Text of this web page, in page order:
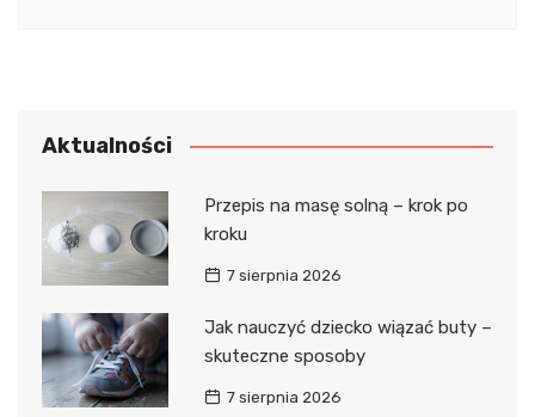
Aktualności
Przepis na masę solną – krok po
kroku
7 sierpnia 2026
Jak nauczyć dziecko wiązać buty –
skuteczne sposoby
7 sierpnia 2026